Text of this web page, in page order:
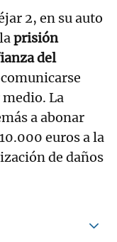
2, en su auto
prisión
del
La
a abonar
euros a la
de daños